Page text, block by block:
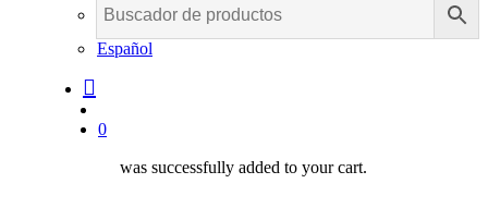
Español
0
was successfully added to your cart.